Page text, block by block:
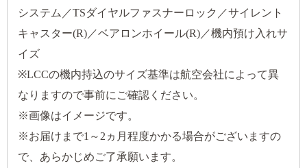
システム／TSダイヤルファスナーロック／サイレント
キャスター(R)／ベアロンホイール(R)／機内預け入れサ
イズ
※LCCの機内持込のサイズ基準は航空会社によって異
なりますので事前にご確認ください。
※画像はイメージです。
※お届けまで1～2ヵ月程度かかる場合がございますの
で、あらかじめご了承願います。